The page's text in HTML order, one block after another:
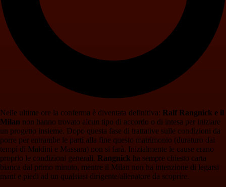
Nelle ultime ore la conferma è diventata definitiva: Ralf Rangnick e il
Milan non hanno trovato alcun tipo di accordo o di intesa per iniziare
un progetto insieme. Dopo questa fase di trattative sulle condizioni da
porre per entrambe le parti alla fine questo matrimonio (duraturo dai
tempi di Maldini e Massara) non si farà. Inizialmente le cause erano
proprio le condizioni generali. Rangnick ha sempre chiesto carta
bianca dal primo minuto, mentre il Milan non ha intenzione di legarsi
mani e piedi ad un qualsiasi dirigente/allenatore da scoprire.